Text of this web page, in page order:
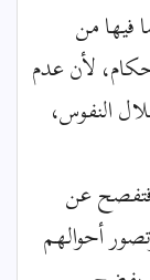
فيها من
لأن عدم
النفوس،
فتفصح عن
أحوالهم